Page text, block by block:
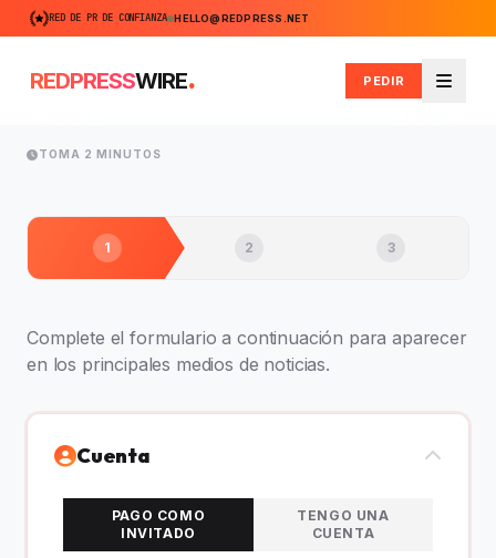
RED DE PR DE CONFIANZA HELLO@REDPRESS.NET
REDPRESSWIRE. PEDIR
Menú
TOMA 2 MINUTOS
1 2 3
Complete el formulario a continuación para aparecer
en los principales medios de noticias.
Cuenta
PAGO COMO
INVITADO
TENGO UNA
CUENTA